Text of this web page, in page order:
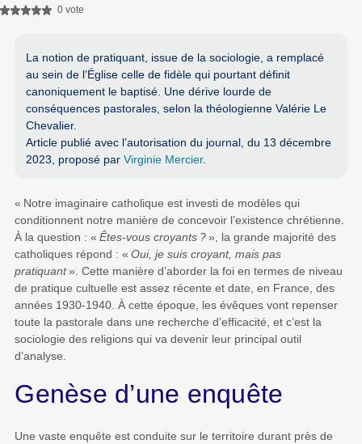
0 vote
La notion de pratiquant, issue de la sociologie, a remplacé
au sein de l’Église celle de fidèle qui pourtant définit
canoniquement le baptisé. Une dérive lourde de
conséquences pastorales, selon la théologienne Valérie Le
Chevalier.
Article publié avec l’autorisation du journal, du 13 décembre
2023, proposé par Virginie Mercier.
« Notre imaginaire catholique est investi de modèles qui
conditionnent notre manière de concevoir l’existence chrétienne.
À la question : « Êtes-vous croyants ? », la grande majorité des
catholiques répond : « Oui, je suis croyant, mais pas
pratiquant ». Cette manière d’aborder la foi en termes de niveau
de pratique cultuelle est assez récente et date, en France, des
années 1930-1940. À cette époque, les évêques vont repenser
toute la pastorale dans une recherche d’efficacité, et c’est la
sociologie des religions qui va devenir leur principal outil
d’analyse.
Genèse d’une enquête
Une vaste enquête est conduite sur le territoire durant près de